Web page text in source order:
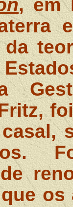
, em